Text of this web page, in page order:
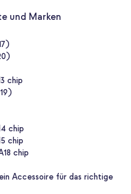
Laptops mit einer
des Innenraums sind
sehen ist. Messe deinen
dass du die richtige Größe
Fach?
Wirkung
Maus
Kratzern und Staub
und Marken
chip
chip
chip
chip
Accessoire für das richtige